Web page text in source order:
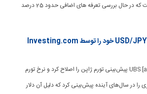
کاهش یافت. ترامپ گفت که در حال بررسی تعرفه های اضافی حدود 25 درصد
UBS پیش بینی USD/JPY خود را توسط Investing.com
[ad_1] UBS پیش‌بینی تورم ژاپن را اصلاح کرد و نرخ تورم
را در سال‌های آینده پیش‌بینی کرد که دلیل آن دلار